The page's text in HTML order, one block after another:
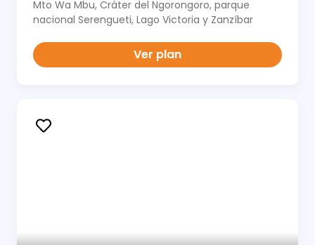
Mto Wa Mbu, Cráter del Ngorongoro, parque
nacional Serengueti, Lago Victoria y Zanzíbar
Ver plan